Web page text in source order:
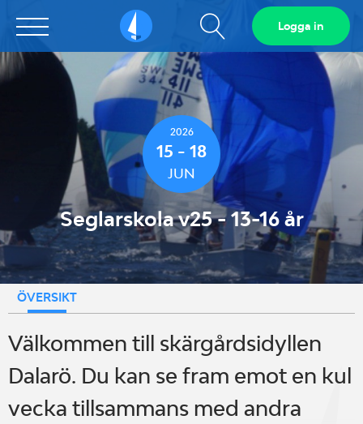
Sailarena Visa
sökfält
Logga in
2026
15 - 18
JUN
Seglarskola v25 - 13-16 år
ÖVERSIKT
Välkommen till skärgårdsidyllen
Dalarö. Du kan se fram emot en kul
vecka tillsammans med andra